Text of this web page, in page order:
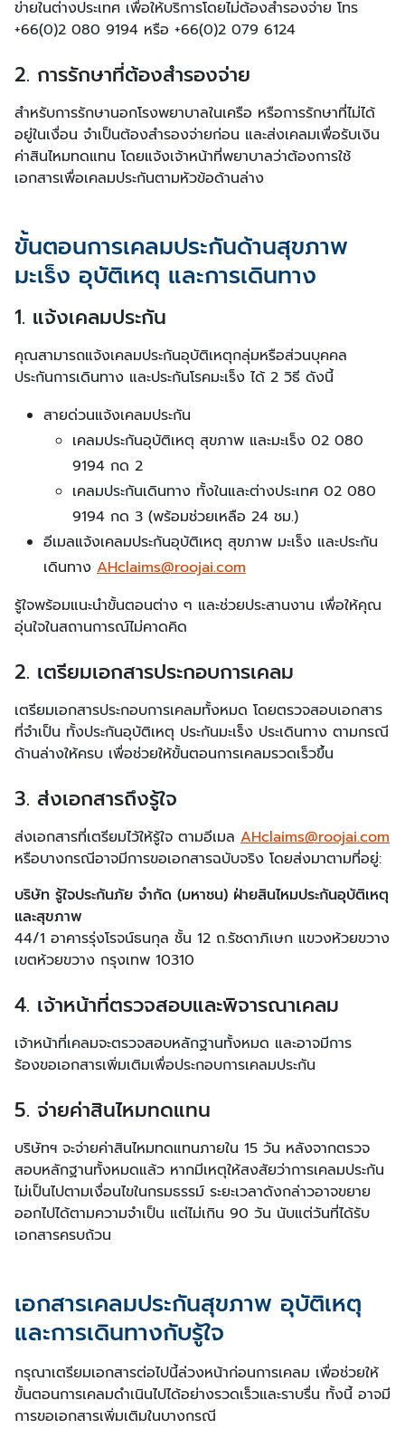
ข่ายในต่างประเทศ เพื่อให้บริการโดยไม่ต้องสำรองจ่าย โทร
+66(0)2 080 9194 หรือ +66(0)2 079 6124
2. การรักษาที่ต้องสำรองจ่าย
สำหรับการรักษานอกโรงพยาบาลในเครือ หรือการรักษาที่ไม่ได้
อยู่ในเงื่อน จำเป็นต้องสำรองจ่ายก่อน และส่งเคลมเพื่อรับเงิน
ค่าสินไหมทดแทน โดยแจ้งเจ้าหน้าที่พยาบาลว่าต้องการใช้
เอกสารเพื่อเคลมประกันตามหัวข้อด้านล่าง
ขั้นตอนการเคลมประกันด้านสุขภาพ
มะเร็ง อุบัติเหตุ และการเดินทาง
1. แจ้งเคลมประกัน
คุณสามารถแจ้งเคลมประกันอุบัติเหตุกลุ่มหรือส่วนบุคคล
ประกันการเดินทาง และประกันโรคมะเร็ง ได้ 2 วิธี ดังนี้
สายด่วนแจ้งเคลมประกัน
เคลมประกันอุบัติเหตุ สุขภาพ และมะเร็ง 02 080
9194 กด 2
เคลมประกันเดินทาง ทั้งในและต่างประเทศ 02 080
9194 กด 3 (พร้อมช่วยเหลือ 24 ชม.)
อีเมลแจ้งเคลมประกันอุบัติเหตุ สุขภาพ มะเร็ง และประกัน
เดินทาง AHclaims@roojai.com
รู้ใจพร้อมแนะนำขั้นตอนต่าง ๆ และช่วยประสานงาน เพื่อให้คุณ
อุ่นใจในสถานการณ์ไม่คาดคิด
2. เตรียมเอกสารประกอบการเคลม
เตรียมเอกสารประกอบการเคลมทั้งหมด โดยตรวจสอบเอกสาร
ที่จำเป็น ทั้งประกันอุบัติเหตุ ประกันมะเร็ง ประเดินทาง ตามกรณี
ด้านล่างให้ครบ เพื่อช่วยให้ขั้นตอนการเคลมรวดเร็วขึ้น
3. ส่งเอกสารถึงรู้ใจ
ส่งเอกสารที่เตรียมไว้ให้รู้ใจ ตามอีเมล AHclaims@roojai.com
หรือบางกรณีอาจมีการขอเอกสารฉบับจริง โดยส่งมาตามที่อยู่:
บริษัท รู้ใจประกันภัย จำกัด (มหาชน) ฝ่ายสินไหมประกันอุบัติเหตุ
และสุขภาพ
44/1 อาคารรุ่งโรจน์ธนกุล ชั้น 12 ถ.รัชดาภิเษก แขวงห้วยขวาง
เขตห้วยขวาง กรุงเทพ 10310
4. เจ้าหน้าที่ตรวจสอบและพิจารณาเคลม
เจ้าหน้าที่เคลมจะตรวจสอบหลักฐานทั้งหมด และอาจมีการ
ร้องขอเอกสารเพิ่มเติมเพื่อประกอบการเคลมประกัน
5. จ่ายค่าสินไหมทดแทน
บริษัทฯ จะจ่ายค่าสินไหมทดแทนภายใน 15 วัน หลังจากตรวจ
สอบหลักฐานทั้งหมดแล้ว หากมีเหตุให้สงสัยว่าการเคลมประกัน
ไม่เป็นไปตามเงื่อนไขในกรมธรรม์ ระยะเวลาดังกล่าวอาจขยาย
ออกไปได้ตามความจำเป็น แต่ไม่เกิน 90 วัน นับแต่วันที่ได้รับ
เอกสารครบถ้วน
เอกสารเคลมประกันสุขภาพ อุบัติเหตุ
และการเดินทางกับรู้ใจ
กรุณาเตรียมเอกสารต่อไปนี้ล่วงหน้าก่อนการเคลม เพื่อช่วยให้
ขั้นตอนการเคลมดำเนินไปได้อย่างรวดเร็วและราบรื่น ทั้งนี้ อาจมี
การขอเอกสารเพิ่มเติมในบางกรณี